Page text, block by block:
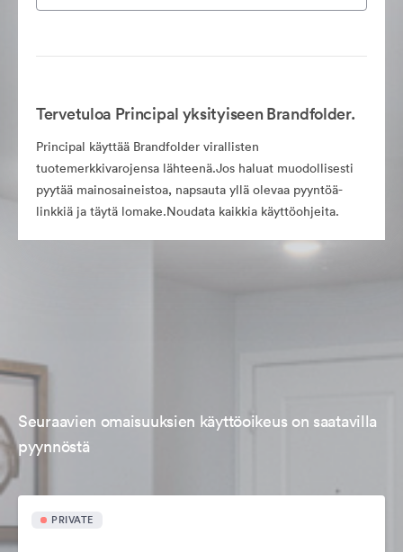
Tervetuloa Principal yksityiseen Brandfolder.
Principal käyttää Brandfolder virallisten
tuotemerkkivarojensa lähteenä.Jos haluat muodollisesti
pyytää mainosaineistoa, napsauta yllä olevaa pyyntöä-
linkkiä ja täytä lomake.Noudata kaikkia käyttöohjeita.
Seuraavien omaisuuksien käyttöoikeus on saatavilla
pyynnöstä
PRIVATE